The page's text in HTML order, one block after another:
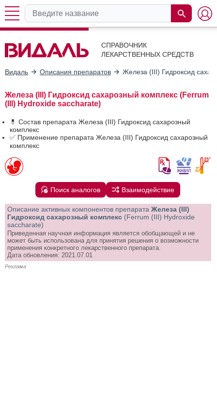
СПРАВОЧНИК
ЛЕКАРСТВЕННЫХ СРЕДСТВ
Видаль Описания препаратов Железа (III) Гидроксид
Железа (III) Гидроксид сахарозный комплекс (Ferrum
(III) Hydroxide saccharate)
💊 Состав препарата Железа (III) Гидроксид сахарозный
комплекс
✅ Применение препарата Железа (III) Гидроксид сахарозный
комплекс
Поиск аналогов Взаимодействие
Описание активных компонентов препарата Железа (III)
Гидроксид сахарозный комплекс (Ferrum (III) Hydroxide
saccharate)
Приведенная научная информация является обобщающей и не
может быть использована для принятия решения о возможности
применения конкретного лекарственного препарата.
Дата обновления: 2021.07.01
Реклама